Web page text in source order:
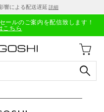
響による配送遅延 詳細
ールのご案内を配信致します！
こちら